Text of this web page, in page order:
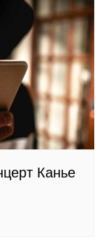
Канье